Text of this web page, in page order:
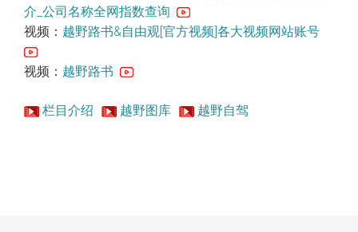
介_公司名称全网指数查询
视频： 越野路书&自由观[官方视频]各大视频网站账号
视频： 越野路书
栏目介绍 越野图库 越野自驾